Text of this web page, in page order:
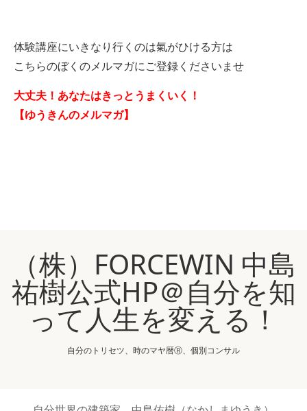
体験講座にいきなり行くのは氣がひける方は
こちらのぼくのメルマガにご登録くださいませ
大丈夫！あなたはきっとうまくいく！
【ゆうきんのメルマガ】
（株）FORCEWIN 中島
祐樹公式HP＠自分を知
って人生を変える！
自分のトリセツ、時のマヤ暦Ⓡ、個別コンサル